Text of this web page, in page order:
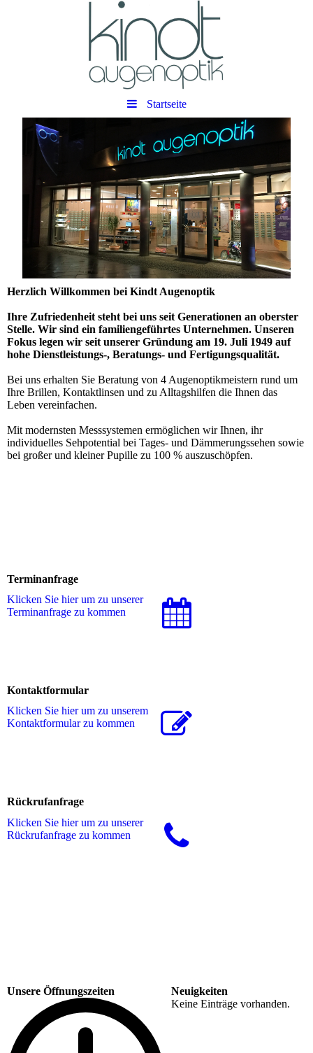
Startseite
Herzlich Willkommen bei Kindt Augenoptik
Ihre Zufriedenheit steht bei uns seit Generationen an oberster
Stelle. Wir sind ein familiengeführtes Unternehmen. Unseren
Fokus legen wir seit unserer Gründung am 19. Juli 1949 auf
hohe Dienstleistungs-, Beratungs- und Fertigungsqualität.
Bei uns erhalten Sie Beratung von 4 Augenoptikmeistern rund um
Ihre Brillen, Kontaktlinsen und zu Alltagshilfen die Ihnen das
Leben vereinfachen.
Mit modernsten Messsystemen ermöglichen wir Ihnen, ihr
individuelles Sehpotential bei Tages- und Dämmerungssehen sowie
bei großer und kleiner Pupille zu 100 % auszuschöpfen.
Terminanfrage
Klicken Sie hier um zu unserer
Terminanfrage zu kommen
Kontaktformular
Klicken Sie hier um zu unserem
Kon­takt­for­mu­lar zu kommen
Rückrufanfrage
Klicken Sie hier um zu unserer
Rückrufanfrage zu kommen
Unsere Öffnungszeiten
Neuigkeiten
Keine Einträge vorhanden.